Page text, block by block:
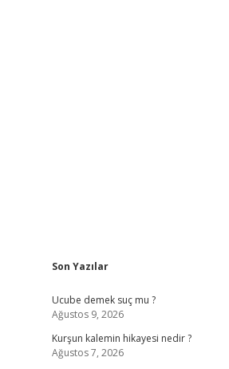
Sidebar
Son Yazılar
Ucube demek suç mu ?
Ağustos 9, 2026
Kurşun kalemin hikayesi nedir ?
Ağustos 7, 2026